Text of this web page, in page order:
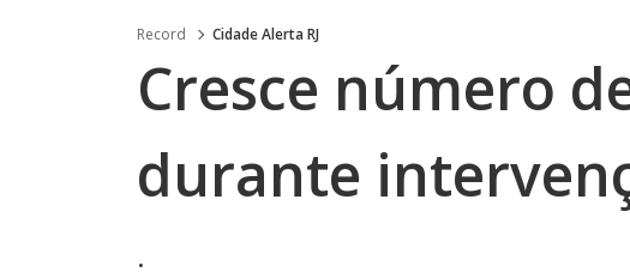
Record Cidade Alerta RJ
Cresce número
durante
.